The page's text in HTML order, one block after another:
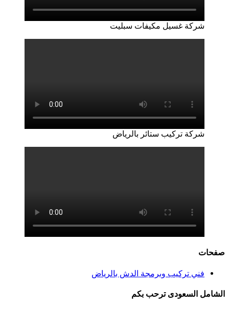
شركة غسيل مكيفات سبليت
شركة تركيب ستائر بالرياض
صفحات
فني تركيب وبرمجة الدش بالرياض
الشامل السعودى ترحب بكم